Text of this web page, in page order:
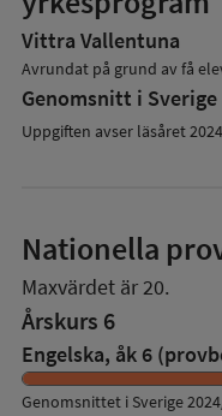
Vittra Vallentuna
Avrundat på grund av få
Genomsnitt i Sverige
Uppgiften avser läsåret
Nationella
Maxvärdet är 20.
Årskurs 6
Engelska, åk 6
Genomsnittet i Sverige